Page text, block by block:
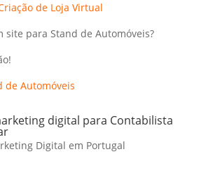
de Loja Virtual
site para Stand de Automóveis?
de Automóveis
digital para Contabilista
Digital em Portugal